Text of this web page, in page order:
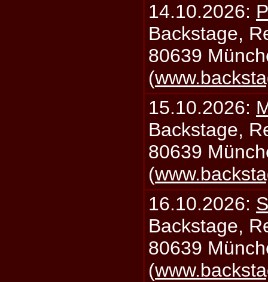
14.10.2026:
Backstage,
80639
(
15.10.2026:
Backstage,
80639
(
16.10.2026:
Backstage,
80639
(